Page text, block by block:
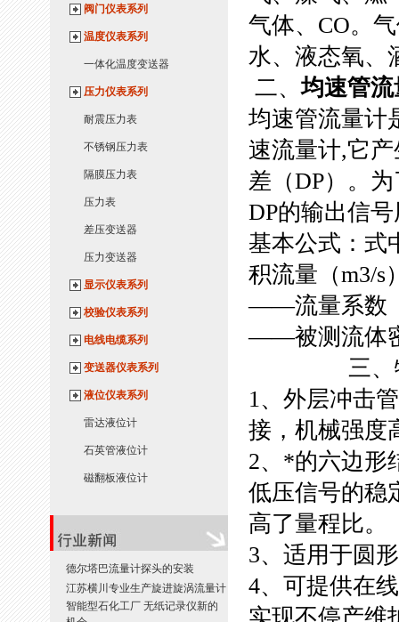
阀门仪表系列
温度仪表系列
一体化温度变送器
压力仪表系列
耐震压力表
不锈钢压力表
隔膜压力表
压力表
差压变送器
压力变送器
显示仪表系列
校验仪表系列
电线电缆系列
变送器仪表系列
液位仪表系列
雷达液位计
石英管液位计
磁翻板液位计
德尔塔巴流量计探头的安装
江苏横川专业生产旋进旋涡流量计
智能型石化工厂 无纸记录仪新的
气体、CO。
水、液态氧、
二、均速管
均速管流量计
速流量计,它
差（DP）。
DP的输出信
基本公式：
积流量（m3/
——流量系数
——被测流体
三、
1、外层冲击
接，机械强度
2、*的六边形
低压信号的稳
高了量程比。
3、适用于圆
4、可提供在